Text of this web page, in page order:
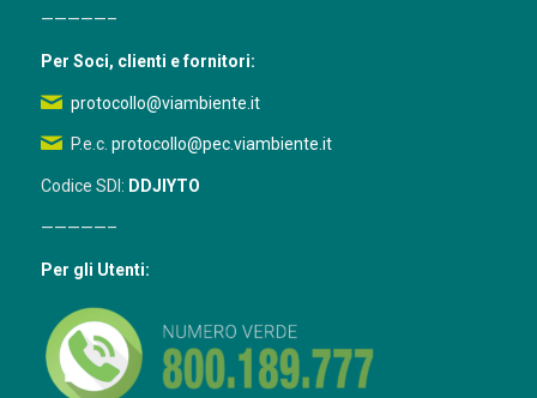
—————–
Per Soci, clienti e fornitori:
protocollo@viambiente.it
P.e.c. protocollo@pec.viambiente.it
Codice SDI: DDJIYTO
—————–
Per gli Utenti: